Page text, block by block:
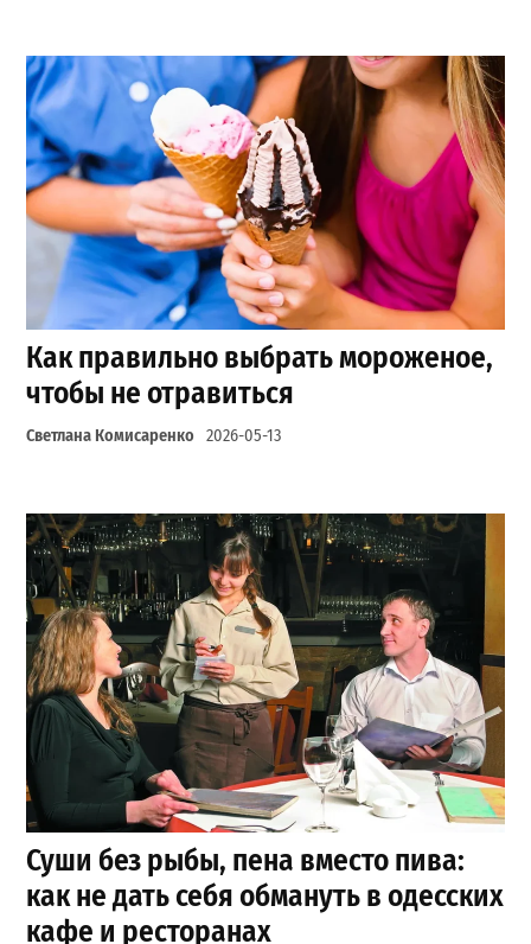
Как правильно выбрать мороженое,
чтобы не отравиться
Светлана Комисаренко 2026-05-13
Суши без рыбы, пена вместо пива:
как не дать себя обмануть в одесских
кафе и ресторанах